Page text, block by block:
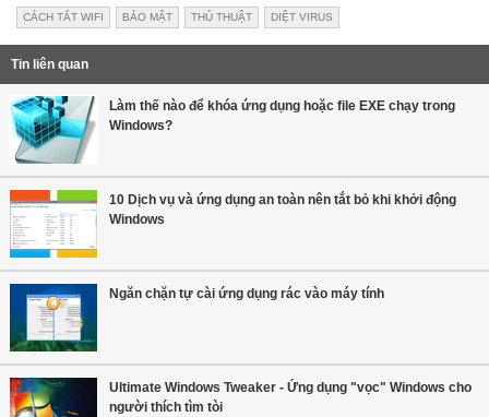
CÁCH TẮT WIFI BẢO MẬT THỦ THUẬT DIỆT VIRUS
Tin liên quan
Làm thế nào để khóa ứng dụng hoặc file EXE chạy trong
Windows?
10 Dịch vụ và ứng dụng an toàn nên tắt bỏ khi khởi động
Windows
Ngăn chặn tự cài ứng dụng rác vào máy tính
Ultimate Windows Tweaker - Ứng dụng "vọc" Windows cho
người thích tìm tòi